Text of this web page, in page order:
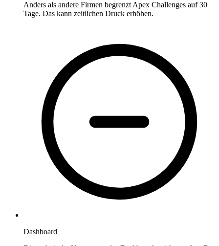
Anders als andere Firmen begrenzt Apex Challenges auf 30
Tage. Das kann zeitlichen Druck erhöhen.
Dashboard